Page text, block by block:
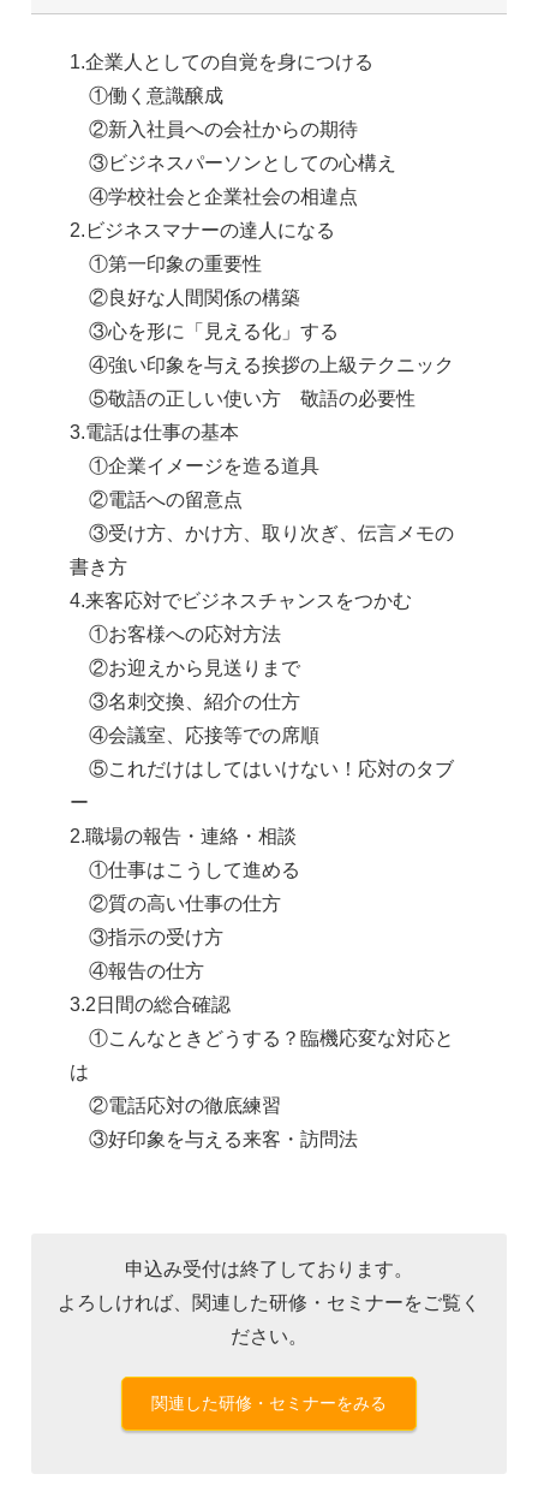
1.企業人としての自覚を身につける
①働く意識醸成
②新入社員への会社からの期待
③ビジネスパーソンとしての心構え
④学校社会と企業社会の相違点
2.ビジネスマナーの達人になる
①第一印象の重要性
②良好な人間関係の構築
③心を形に「見える化」する
④強い印象を与える挨拶の上級テクニック
⑤敬語の正しい使い方 敬語の必要性
3.電話は仕事の基本
①企業イメージを造る道具
②電話への留意点
③受け方、かけ方、取り次ぎ、伝言メモの
書き方
4.来客応対でビジネスチャンスをつかむ
①お客様への応対方法
②お迎えから見送りまで
③名刺交換、紹介の仕方
④会議室、応接等での席順
⑤これだけはしてはいけない！応対のタブ
ー
2.職場の報告・連絡・相談
①仕事はこうして進める
②質の高い仕事の仕方
③指示の受け方
④報告の仕方
3.2日間の総合確認
①こんなときどうする？臨機応変な対応と
は
②電話応対の徹底練習
③好印象を与える来客・訪問法
申込み受付は終了しております。
よろしければ、関連した研修・セミナーをご覧く
ださい。
関連した研修・セミナーをみる